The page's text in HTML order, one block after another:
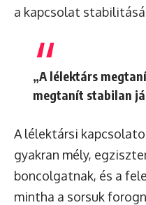
a kapcsolat
„A lélektárs
megtanít stabilan
A lélektársi
gyakran mély,
boncolgatnak, és a
mintha a sorsuk